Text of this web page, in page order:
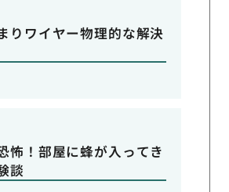
りワイヤー物理的な解決
怖！部屋に蜂が入ってき
談